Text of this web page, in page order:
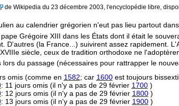
de Wikipedia du 23 décembre 2003, l'encyclopédie libre,
au calendrier grégorien n'eut pas lieu partout
Grégoire XIII dans les États dont il était le
D'autres (la France...) suivirent assez rapidement.
siècle, ceux de tradition orthodoxe ne
lors du passage (nécessaires pour rattrapper le
omis (comme en 1582; car 1600est toujours
: 11 jours omis (il n'y a pas de 29 février 1700)
: 12 jours omis (il n'y a pas de 29 février 1800)
: 13 jours omis (il n'y a pas de 29 février 1900)